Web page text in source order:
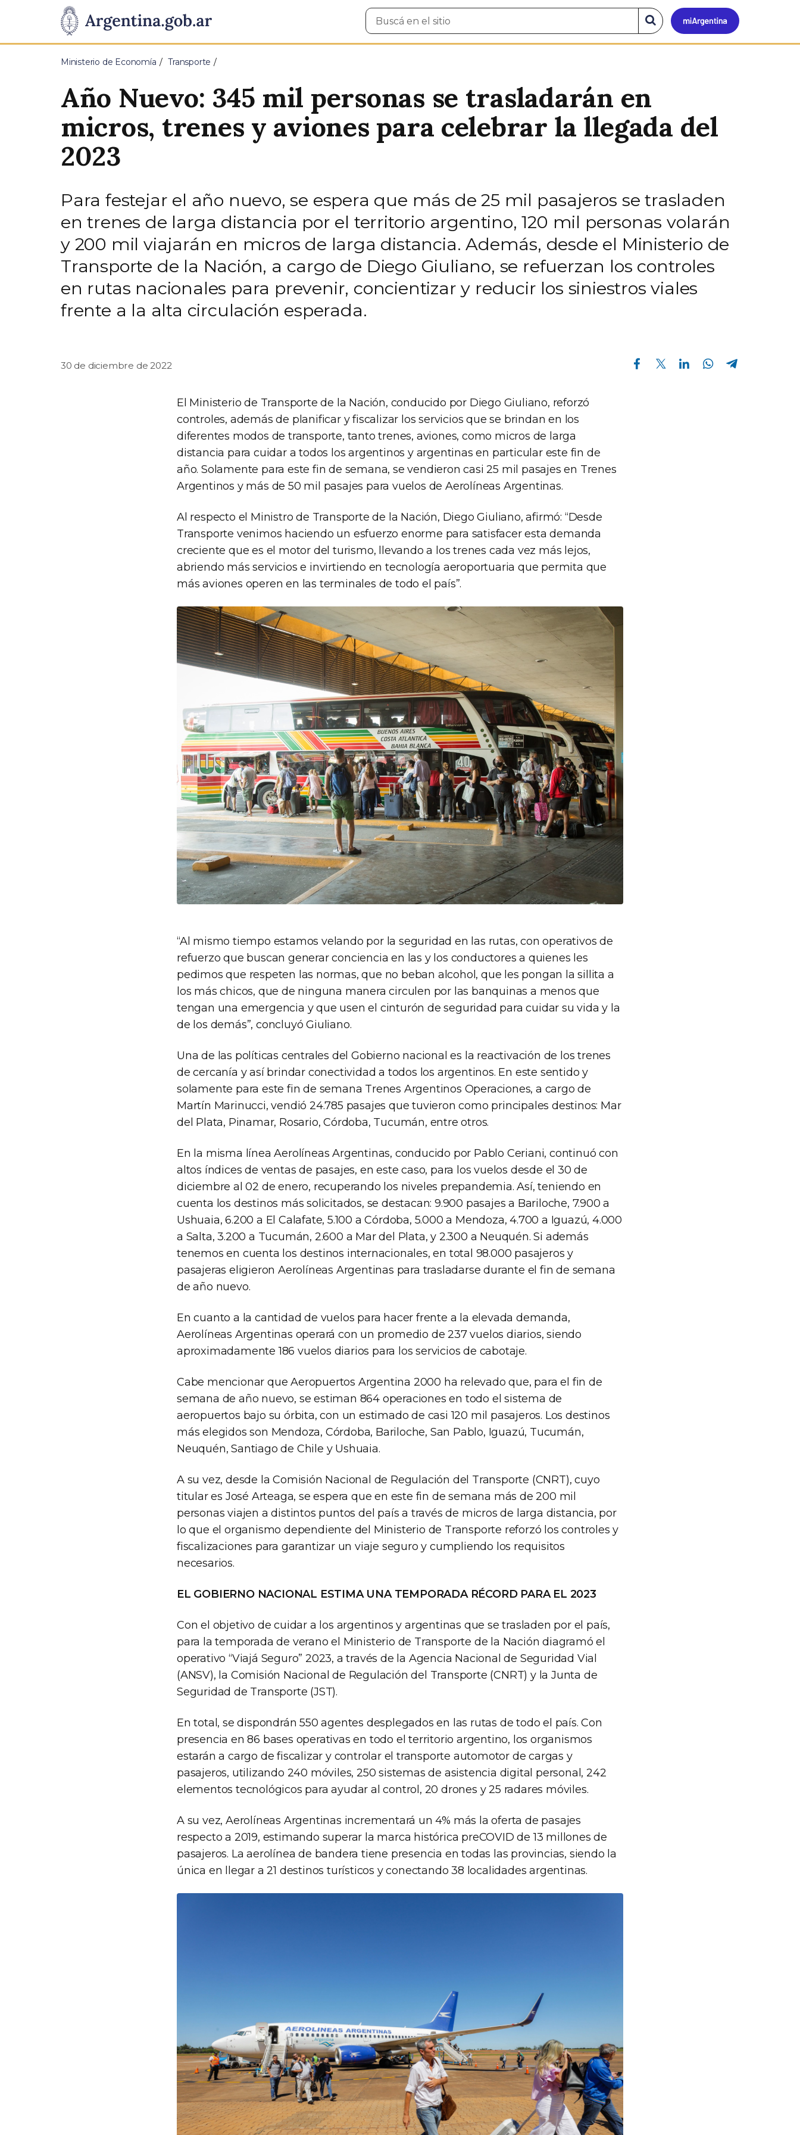
Presidencia
de
Pasar al contenido principal
Mi
Buscar
en
Buscar
en
el
Ministerio de Economía Transporte
Año Nuevo: 345 mil personas se trasladarán en
micros, trenes y aviones para celebrar la llegada del
2023
Para festejar el año nuevo, se espera que más de 25 mil pasajeros se trasladen
en trenes de larga distancia por el territorio argentino, 120 mil personas volarán
y 200 mil viajarán en micros de larga distancia. Además, desde el Ministerio de
Transporte de la Nación, a cargo de Diego Giuliano, se refuerzan los controles
en rutas nacionales para prevenir, concientizar y reducir los siniestros viales
frente a la alta circulación esperada.
30 de diciembre de 2022
Compartir en Facebook Compartir en Twitter Compartir en Linkedin Compartir en Whatsapp
El Ministerio de Transporte de la Nación, conducido por Diego Giuliano, reforzó
controles, además de planificar y fiscalizar los servicios que se brindan en los
diferentes modos de transporte, tanto trenes, aviones, como micros de larga
distancia para cuidar a todos los argentinos y argentinas en particular este fin de
año. Solamente para este fin de semana, se vendieron casi 25 mil pasajes en Trenes
Argentinos y más de 50 mil pasajes para vuelos de Aerolíneas Argentinas.
Al respecto el Ministro de Transporte de la Nación, Diego Giuliano, afirmó: “Desde
Transporte venimos haciendo un esfuerzo enorme para satisfacer esta demanda
creciente que es el motor del turismo, llevando a los trenes cada vez más lejos,
abriendo más servicios e invirtiendo en tecnología aeroportuaria que permita que
más aviones operen en las terminales de todo el país”.
“Al mismo tiempo estamos velando por la seguridad en las rutas, con operativos de
refuerzo que buscan generar conciencia en las y los conductores a quienes les
pedimos que respeten las normas, que no beban alcohol, que les pongan la sillita a
los más chicos, que de ninguna manera circulen por las banquinas a menos que
tengan una emergencia y que usen el cinturón de seguridad para cuidar su vida y la
de los demás”, concluyó Giuliano.
Una de las políticas centrales del Gobierno nacional es la reactivación de los trenes
de cercanía y así brindar conectividad a todos los argentinos. En este sentido y
solamente para este fin de semana Trenes Argentinos Operaciones, a cargo de
Martín Marinucci, vendió 24.785 pasajes que tuvieron como principales destinos: Mar
del Plata, Pinamar, Rosario, Córdoba, Tucumán, entre otros.
En la misma línea Aerolíneas Argentinas, conducido por Pablo Ceriani, continuó con
altos índices de ventas de pasajes, en este caso, para los vuelos desde el 30 de
diciembre al 02 de enero, recuperando los niveles prepandemia. Así, teniendo en
cuenta los destinos más solicitados, se destacan: 9.900 pasajes a Bariloche, 7.900 a
Ushuaia, 6.200 a El Calafate, 5.100 a Córdoba, 5.000 a Mendoza, 4.700 a Iguazú, 4.000
a Salta, 3.200 a Tucumán, 2.600 a Mar del Plata, y 2.300 a Neuquén. Si además
tenemos en cuenta los destinos internacionales, en total 98.000 pasajeros y
pasajeras eligieron Aerolíneas Argentinas para trasladarse durante el fin de semana
de año nuevo.
En cuanto a la cantidad de vuelos para hacer frente a la elevada demanda,
Aerolíneas Argentinas operará con un promedio de 237 vuelos diarios, siendo
aproximadamente 186 vuelos diarios para los servicios de cabotaje.
Cabe mencionar que Aeropuertos Argentina 2000 ha relevado que, para el fin de
semana de año nuevo, se estiman 864 operaciones en todo el sistema de
aeropuertos bajo su órbita, con un estimado de casi 120 mil pasajeros. Los destinos
más elegidos son Mendoza, Córdoba, Bariloche, San Pablo, Iguazú, Tucumán,
Neuquén, Santiago de Chile y Ushuaia.
A su vez, desde la Comisión Nacional de Regulación del Transporte (CNRT), cuyo
titular es José Arteaga, se espera que en este fin de semana más de 200 mil
personas viajen a distintos puntos del país a través de micros de larga distancia, por
lo que el organismo dependiente del Ministerio de Transporte reforzó los controles y
fiscalizaciones para garantizar un viaje seguro y cumpliendo los requisitos
necesarios.
EL GOBIERNO NACIONAL ESTIMA UNA TEMPORADA RÉCORD PARA EL 2023
Con el objetivo de cuidar a los argentinos y argentinas que se trasladen por el país,
para la temporada de verano el Ministerio de Transporte de la Nación diagramó el
operativo “Viajá Seguro” 2023, a través de la Agencia Nacional de Seguridad Vial
(ANSV), la Comisión Nacional de Regulación del Transporte (CNRT) y la Junta de
Seguridad de Transporte (JST).
En total, se dispondrán 550 agentes desplegados en las rutas de todo el país. Con
presencia en 86 bases operativas en todo el territorio argentino, los organismos
estarán a cargo de fiscalizar y controlar el transporte automotor de cargas y
pasajeros, utilizando 240 móviles, 250 sistemas de asistencia digital personal, 242
elementos tecnológicos para ayudar al control, 20 drones y 25 radares móviles.
A su vez, Aerolíneas Argentinas incrementará un 4% más la oferta de pasajes
respecto a 2019, estimando superar la marca histórica preCOVID de 13 millones de
pasajeros. La aerolínea de bandera tiene presencia en todas las provincias, siendo la
única en llegar a 21 destinos turísticos y conectando 38 localidades argentinas.